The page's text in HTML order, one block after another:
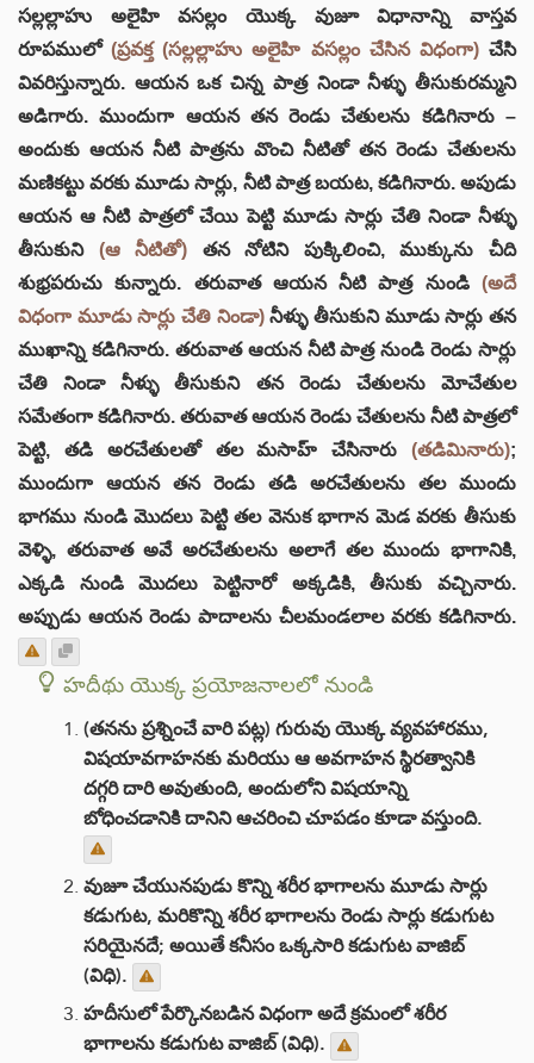
సల్లల్లాహు అలైహి వసల్లం యొక్క వుజూ విధానాన్ని వాస్తవ
రూపములో(ప్రవక్త (సల్లల్లాహు అలైహి వసల్లం చేసిన విధంగా)చేసి
వివరిస్తున్నారు. ఆయన ఒక చిన్న పాత్ర నిండా నీళ్ళు తీసుకురమ్మని
అడిగారు. ముందుగా ఆయన తన రెండు చేతులను కడిగినారు –
అందుకు ఆయన నీటి పాత్రను వొంచి నీటితో తన రెండు చేతులను
మణికట్టు వరకు మూడు సార్లు, నీటి పాత్ర బయట, కడిగినారు. అపుడు
ఆయన ఆ నీటి పాత్రలో చేయి పెట్టి మూడు సార్లు చేతి నిండా నీళ్ళు
తీసుకుని (ఆ నీటితో) తన నోటిని పుక్కిలించి, ముక్కును చీది
శుభ్రపరుచు కున్నారు. తరువాత ఆయన నీటి పాత్ర నుండి (అదే
విధంగా మూడు సార్లు చేతి నిండా)నీళ్ళు తీసుకుని మూడు సార్లు తన
ముఖాన్ని కడిగినారు. తరువాత ఆయన నీటి పాత్ర నుండి రెండు సార్లు
చేతి నిండా నీళ్ళు తీసుకుని తన రెండు చేతులను మోచేతుల
సమేతంగా కడిగినారు. తరువాత ఆయన రెండు చేతులను నీటి పాత్రలో
పెట్టి, తడి అరచేతులతో తల మసాహ్ చేసినారు (తడిమినారు);
ముందుగా ఆయన తన రెండు తడి అరచేతులను తల ముందు
భాగము నుండి మొదలు పెట్టి తల వెనుక భాగాన మెడ వరకు తీసుకు
వెళ్ళి, తరువాత అవే అరచేతులను అలాగే తల ముందు భాగానికి,
ఎక్కడి నుండి మొదలు పెట్టినారో అక్కడికి, తీసుకు వచ్చినారు.
అప్పుడు ఆయన రెండు పాదాలను చీలమండలాల వరకు కడిగినారు.
హదీథు యొక్క ప్రయోజనాలలో నుండి
(తనను ప్రశ్నించే వారి పట్ల) గురువు యొక్క వ్యవహారము,
విషయావగాహనకు మరియు ఆ అవగాహన స్థిరత్వానికి
దగ్గరి దారి అవుతుంది, అందులోని విషయాన్ని
బోధించడానికి దానిని ఆచరించి చూపడం కూడా వస్తుంది.
వుజూ చేయునపుడు కొన్ని శరీర భాగాలను మూడు సార్లు
కడుగుట, మరికొన్ని శరీర భాగాలను రెండు సార్లు కడుగుట
సరియైనదే; అయితే కనీసం ఒక్కసారి కడుగుట వాజిబ్
(విధి).
హదీసులో పేర్కొనబడిన విధంగా అదే క్రమంలో శరీర
భాగాలను కడుగుట వాజిబ్ (విధి).